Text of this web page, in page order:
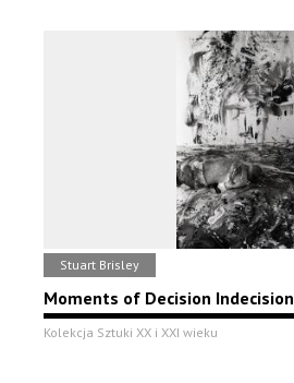
Stuart Brisley
Moments of Decision Indecision
Kolekcja Sztuki XX i XXI wieku